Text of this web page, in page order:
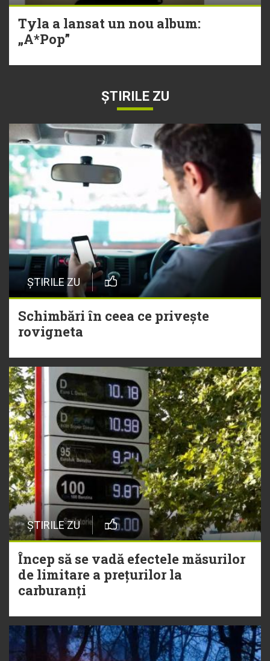
Tyla a lansat un nou album:
„A*Pop”
ȘTIRILE ZU
ȘTIRILE ZU
Schimbări în ceea ce privește
rovigneta
ȘTIRILE ZU
Încep să se vadă efectele măsurilor
de limitare a prețurilor la
carburanți